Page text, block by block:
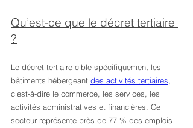
Qu’est-ce que le décret tertiaire
?
Le décret tertiaire cible spécifiquement les
bâtiments hébergeant des activités tertiaires
c’est-à-dire le commerce, les services, les
activités administratives et financières. Ce
secteur représente près de 77 % des emplois